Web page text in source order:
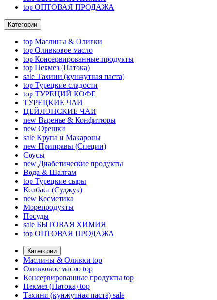
top ОПТОВАЯ ПРОДАЖА
Категории
top Маслины & Оливки
top Оливковое масло
top Консервированные продукты
top Пекмез (Патока)
sale Тахини (кунжутная паста)
top Турецкие сладости
top ТУРЕЦИЙ КОФЕ
ТУРЕЦКИЕ ЧАИ
ЦЕЙЛОНСКИЕ ЧАИ
new Варенье & Конфитюры
new Орешки
sale Крупа и Макароны
new Приправы (Специи)
Соусы
new Диабетические продукты
Вода & Шалгам
top Турецкие сыры
Колбаса (Суджук)
new Косметика
Морепродукты
Посуды
sale БЫТОВАЯ ХИМИЯ
top ОПТОВАЯ ПРОДАЖА
Категории
Маслины & Оливки top
Оливковое масло top
Консервированные продукты top
Пекмез (Патока) top
Тахини (кунжутная паста) sale